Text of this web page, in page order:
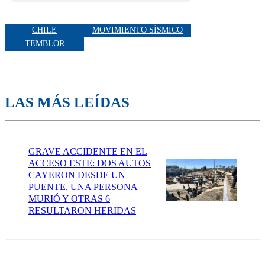
CHILE
MOVIMIENTO SÍSMICO
TEMBLOR
LAS MÁS LEÍDAS
GRAVE ACCIDENTE EN EL
ACCESO ESTE: DOS AUTOS
CAYERON DESDE UN
PUENTE, UNA PERSONA
MURIÓ Y OTRAS 6
RESULTARON HERIDAS